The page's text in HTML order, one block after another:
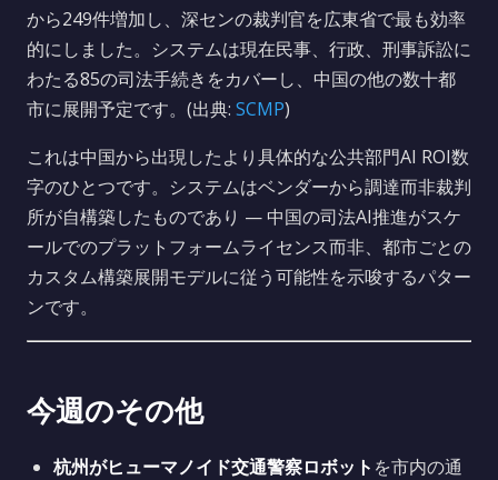
から249件増加し、深センの裁判官を広東省で最も効率
的にしました。システムは現在民事、行政、刑事訴訟に
わたる85の司法手続きをカバーし、中国の他の数十都
市に展開予定です。(出典: SCMP)
これは中国から出現したより具体的な公共部門AI ROI数
字のひとつです。システムはベンダーから調達而非裁判
所が自構築したものであり — 中国の司法AI推進がスケ
ールでのプラットフォームライセンス而非、都市ごとの
カスタム構築展開モデルに従う可能性を示唆するパター
ンです。
今週のその他
杭州がヒューマノイド交通警察ロボット を市内の通